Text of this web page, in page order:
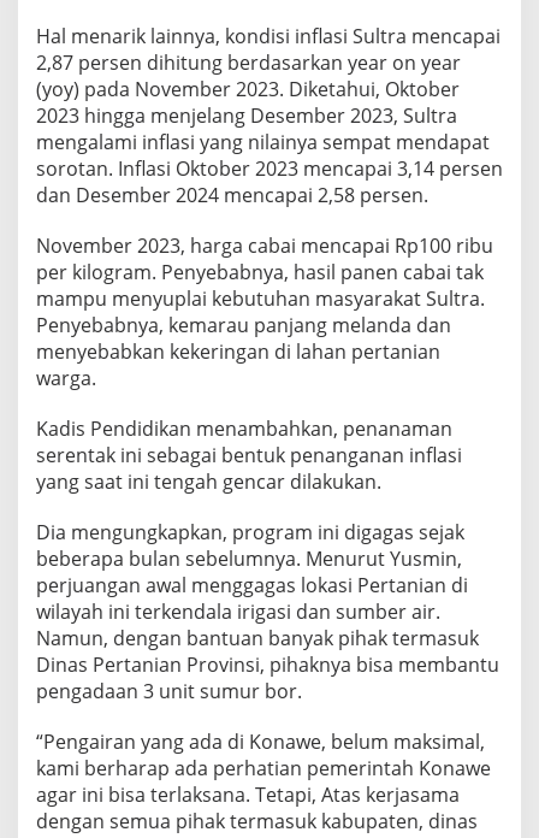
Hal menarik lainnya, kondisi inflasi Sultra mencapai
2,87 persen dihitung berdasarkan year on year
(yoy) pada November 2023. Diketahui, Oktober
2023 hingga menjelang Desember 2023, Sultra
mengalami inflasi yang nilainya sempat mendapat
sorotan. Inflasi Oktober 2023 mencapai 3,14 persen
dan Desember 2024 mencapai 2,58 persen.
November 2023, harga cabai mencapai Rp100 ribu
per kilogram. Penyebabnya, hasil panen cabai tak
mampu menyuplai kebutuhan masyarakat Sultra.
Penyebabnya, kemarau panjang melanda dan
menyebabkan kekeringan di lahan pertanian
warga.
Kadis Pendidikan menambahkan, penanaman
serentak ini sebagai bentuk penanganan inflasi
yang saat ini tengah gencar dilakukan.
Dia mengungkapkan, program ini digagas sejak
beberapa bulan sebelumnya. Menurut Yusmin,
perjuangan awal menggagas lokasi Pertanian di
wilayah ini terkendala irigasi dan sumber air.
Namun, dengan bantuan banyak pihak termasuk
Dinas Pertanian Provinsi, pihaknya bisa membantu
pengadaan 3 unit sumur bor.
“Pengairan yang ada di Konawe, belum maksimal,
kami berharap ada perhatian pemerintah Konawe
agar ini bisa terlaksana. Tetapi, Atas kerjasama
dengan semua pihak termasuk kabupaten, dinas